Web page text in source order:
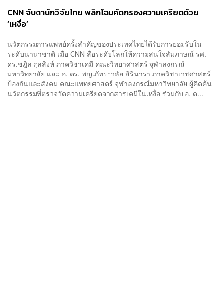
CNN จับตานักวิจัยไทย พลิกโฉมคัดกรองความเครียดด้วย
‘เหงื่อ’
นวัตกรรมการแพทย์ครั้งสำคัญของประเทศไทยได้รับการยอมรับใน
ระดับนานาชาติ เมื่อ CNN สื่อระดับโลกให้ความสนใจสัมภาษณ์ รศ.
ดร.ชฎิล กุลสิงห์ ภาควิชาเคมี คณะวิทยาศาสตร์ จุฬาลงกรณ์
มหาวิทยาลัย และ อ. ดร. พญ.ภัทราวลัย สิรินารา ภาควิชาเวชศาสตร์
ป้องกันและสังคม คณะแพทยศาสตร์ จุฬาลงกรณ์มหาวิทยาลัย ผู้คิดค้น
นวัตกรรมที่ตรวจวัดความเครียดจากสารเคมีในเหงื่อ ร่วมกับ อ. ด...